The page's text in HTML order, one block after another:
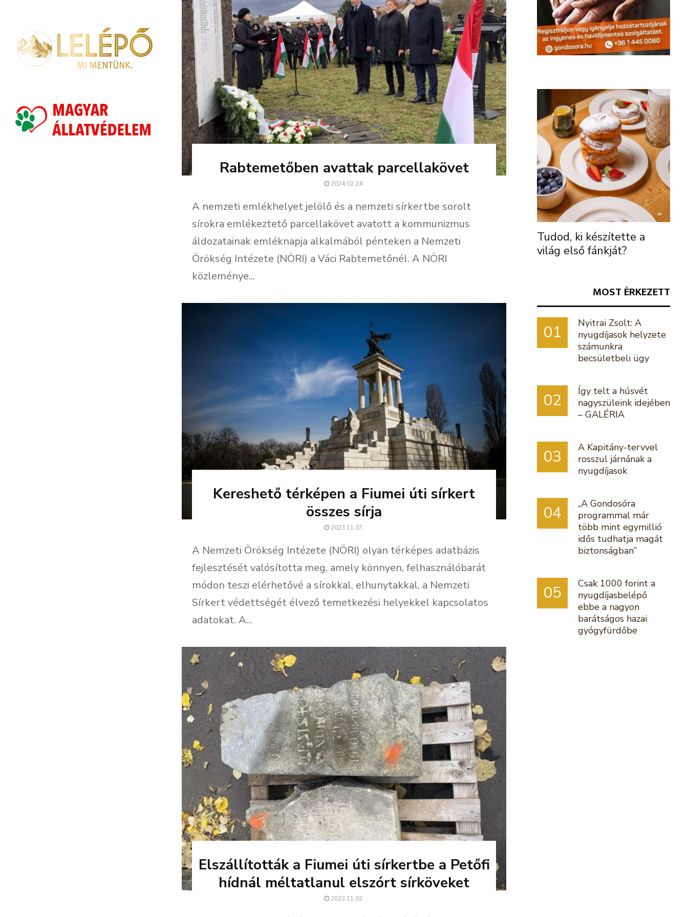
Rabtemetőben avattak parcellakövet
2024.02.24.
A nemzeti emlékhelyet jelölő és a nemzeti sírkertbe sorolt
sírokra emlékeztető parcellakövet avatott a kommunizmus
áldozatainak emléknapja alkalmából pénteken a Nemzeti
Örökség Intézete (NÖRI) a Váci Rabtemetőnél. A NÖRI
közleménye...
Kereshető térképen a Fiumei úti sírkert
összes sírja
2023.11.07.
A Nemzeti Örökség Intézete (NÖRI) olyan térképes adatbázis
fejlesztését valósította meg, amely könnyen, felhasználóbarát
módon teszi elérhetővé a sírokkal, elhunytakkal, a Nemzeti
Sírkert védettségét élvező temetkezési helyekkel kapcsolatos
adatokat. A...
Elszállították a Fiumei úti sírkertbe a Petőfi
hídnál méltatlanul elszórt sírköveket
2023.11.02.
Tudod, ki készítette a
világ első fánkját?
MOST ÉRKEZETT
01
Nyitrai Zsolt: A
nyugdíjasok helyzete
számunkra
becsületbeli ügy
02
Így telt a húsvét
nagyszüleink idejében
– GALÉRIA
03
A Kapitány-tervvel
rosszul járnának a
nyugdíjasok
04
„A Gondosóra
programmal már
több mint egymillió
idős tudhatja magát
biztonságban”
05
Csak 1000 forint a
nyugdíjasbelépő
ebbe a nagyon
barátságos hazai
gyógyfürdőbe